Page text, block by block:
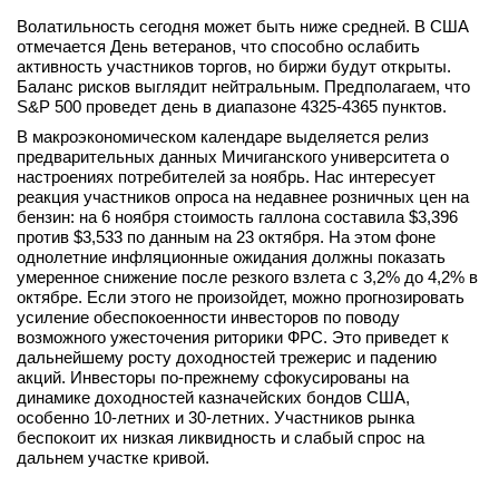
Волатильность сегодня может быть ниже средней. В США
отмечается День ветеранов, что способно ослабить
активность участников торгов, но биржи будут открыты.
Баланс рисков выглядит нейтральным. Предполагаем, что
S&P 500 проведет день в диапазоне 4325-4365 пунктов.
В макроэкономическом календаре выделяется релиз
предварительных данных Мичиганского университета о
настроениях потребителей за ноябрь. Нас интересует
реакция участников опроса на недавнее розничных цен на
бензин: на 6 ноября стоимость галлона составила $3,396
против $3,533 по данным на 23 октября. На этом фоне
однолетние инфляционные ожидания должны показать
умеренное снижение после резкого взлета с 3,2% до 4,2% в
октябре. Если этого не произойдет, можно прогнозировать
усиление обеспокоенности инвесторов по поводу
возможного ужесточения риторики ФРС. Это приведет к
дальнейшему росту доходностей трежерис и падению
акций. Инвесторы по-прежнему сфокусированы на
динамике доходностей казначейских бондов США,
особенно 10-летних и 30-летних. Участников рынка
беспокоит их низкая ликвидность и слабый спрос на
дальнем участке кривой.